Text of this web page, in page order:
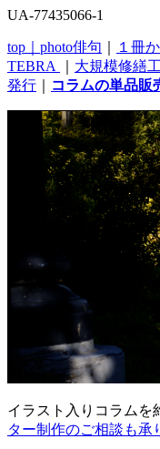
UA-77435066-1
top｜ photo俳句 １冊
TEBRA
大規模修繕
発行
コラムの単品販
イラスト入りコラムを
ター制作のご相談も承